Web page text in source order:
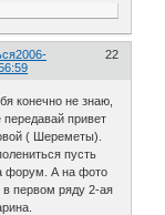
22
2006-
конечно не знаю,
привет
( Шереметы).
пусть
форум. А на фото
в первом ряду 2-ая